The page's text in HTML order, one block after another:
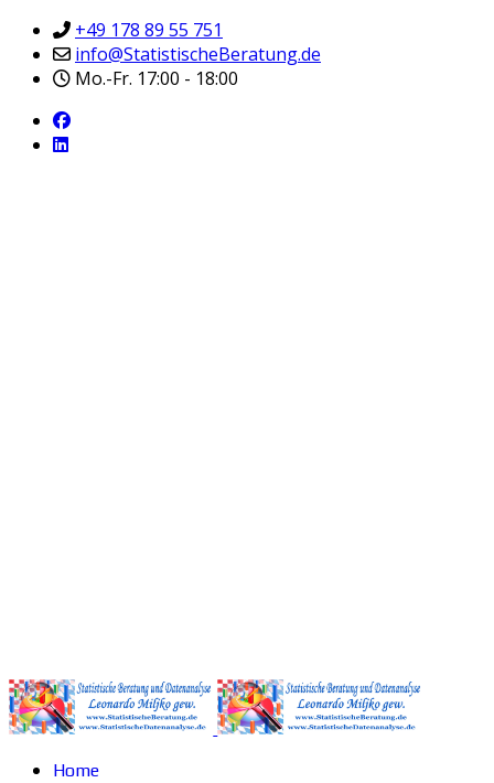
+49 178 89 55 751
info@StatistischeBeratung.de
Mo.-Fr. 17:00 - 18:00
Home